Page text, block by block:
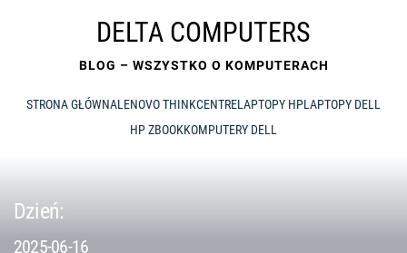
DELTA COMPUTERS
BLOG – WSZYSTKO O KOMPUTERACH
STRONA GŁÓWNALENOVO THINKCENTRELAPTOPY HPLAPTOPY DELL
HP ZBOOKKOMPUTERY DELL
Dzień:
2025-06-16